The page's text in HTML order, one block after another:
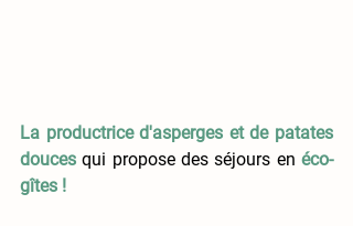
La productrice d'asperges et de patates
douces qui propose des séjours en éco-
gîtes !